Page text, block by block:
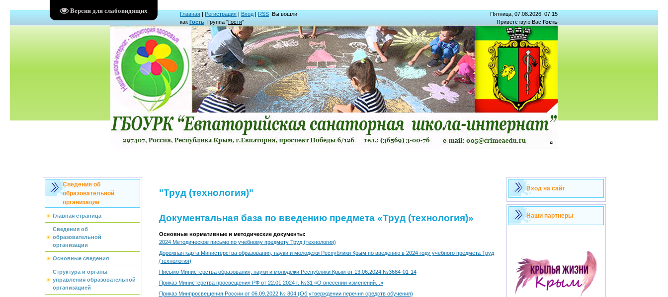
Версия для слабовидящих Главная | Регистрация | Вход | RSS Вы вошли
как Гость Группа "Гости"
Пятница, 07.08.2026, 07:15
Приветствую Вас Гость
Сведения об
образовательной
организации
Главная страница
Сведения об
образовательной
организации
Основные сведения
Структура и органы
управления образовательной
организацией
"Труд (технология)"
Документальная база по введению предмета «Труд (технология)»
Основные нормативные и методические документы:
2024 Методическое письмо по учебному предмету Труд (технология)
Дорожная карта Министерства образования, науки и молодежи Республики Крым по введению в 2024 году учебного предмета Труд
(технология)
Письмо Министерства образования, науки и молодежи Республики Крым от 13.06.2024 №3684-01-14
Приказ Министерства просвещения РФ от 22.01.2024 г. №31 «О внесении изменений...»
Приказ Минпросвещения России от 06.09.2022 № 804 (Об утверждении перечня средств обучения)
Вход на сайт
Наши партнеры